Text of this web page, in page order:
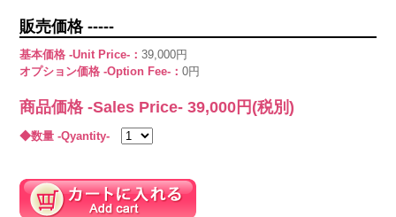
販売価格 -----
基本価格 -Unit Price-：39,000円
オプション価格 -Option Fee-：0円
商品価格 -Sales Price-39,000 円(税別)
◆数量 -Qyantity-